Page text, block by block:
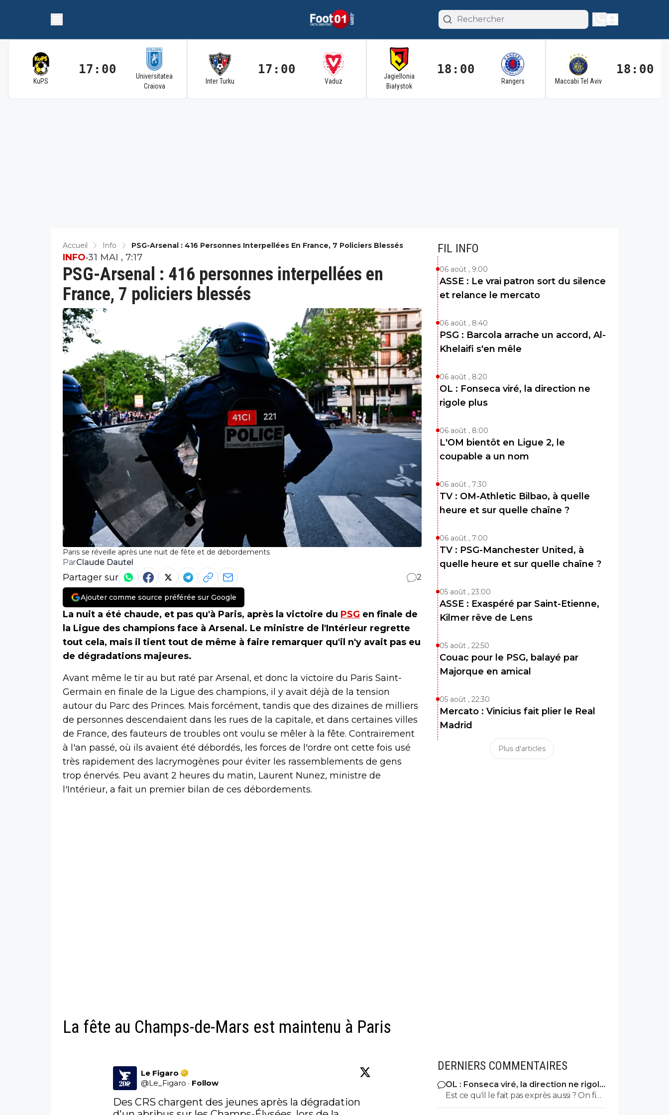
KuPS
17:00
Universitatea
Craiova
Inter Turku
17:00
Vaduz
Jagiellonia
Białystok
18:00
Rangers Maccabi Tel Aviv
18:00
Accueil Info PSG-Arsenal : 416 Personnes Interpellées En France, 7 Policiers Blessés
Paris se réveille après une nuit de fête et de débordements
PSG-Arsenal : 416 personnes interpellées en
France, 7 policiers blessés
INFO•31 MAI , 7:17
ParClaude Dautel
Partager sur 2
Ajouter comme source préférée sur Google
La nuit a été chaude, et pas qu'à Paris, après la victoire du PSG en finale de
la Ligue des champions face à Arsenal. Le ministre de l'Intérieur regrette
tout cela, mais il tient tout de même à faire remarquer qu'il n'y avait pas eu
de dégradations majeures.
Avant même le tir au but raté par Arsenal, et donc la victoire du Paris Saint-
Germain en finale de la Ligue des champions, il y avait déjà de la tension
autour du Parc des Princes. Mais forcément, tandis que des dizaines de milliers
de personnes descendaient dans les rues de la capitale, et dans certaines villes
de France, des fauteurs de troubles ont voulu se mêler à la fête. Contrairement
à l'an passé, où ils avaient été débordés, les forces de l'ordre ont cette fois usé
très rapidement des lacrymogènes pour éviter les rassemblements de gens
trop énervés. Peu avant 2 heures du matin, Laurent Nunez, ministre de
l'Intérieur, a fait un premier bilan de ces débordements.
La fête au Champs-de-Mars est maintenu à Paris
Le Figaro
@Le_Figaro · Follow
Des CRS chargent des jeunes après la dégradation
FIL INFO
06 août , 9:00
ASSE : Le vrai patron sort du silence
et relance le mercato
06 août , 8:40
PSG : Barcola arrache un accord, Al-
Khelaifi s'en mêle
06 août , 8:20
OL : Fonseca viré, la direction ne
rigole plus
06 août , 8:00
L'OM bientôt en Ligue 2, le
coupable a un nom
06 août , 7:30
TV : OM-Athletic Bilbao, à quelle
heure et sur quelle chaîne ?
06 août , 7:00
TV : PSG-Manchester United, à
quelle heure et sur quelle chaîne ?
05 août , 23:00
ASSE : Exaspéré par Saint-Etienne,
Kilmer rêve de Lens
05 août , 22:50
Couac pour le PSG, balayé par
Majorque en amical
05 août , 22:30
Mercato : Vinicius fait plier le Real
Madrid
Plus d'articles
DERNIERS COMMENTAIRES
OL : Fonseca viré, la direction ne rigole
plus
Est ce qu'il le fait pas exprès aussi ? On fini
par se demander. Même si on peux se